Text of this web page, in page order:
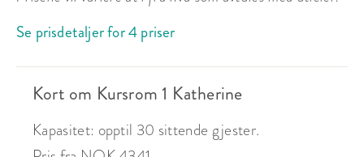
Se prisdetaljer for 4 priser
Kort om Kursrom 1 Katherine
Kapasitet: opptil 30 sittende gjester.